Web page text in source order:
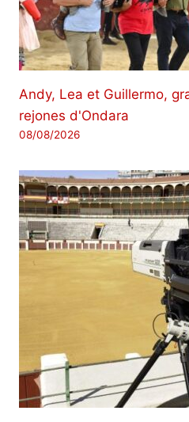
Andy, Lea et Guillermo,
rejones d'Ondara
08/08/2026